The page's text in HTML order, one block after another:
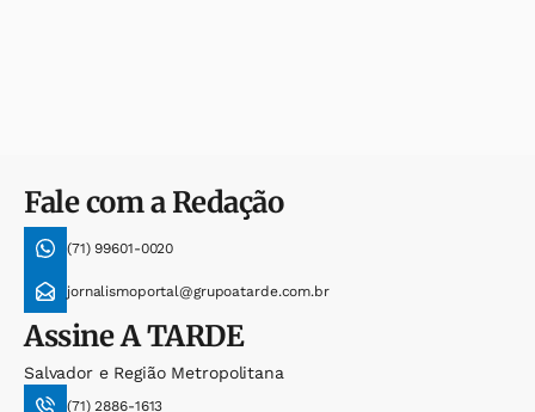
Fale com a Redação
(71) 99601-0020
jornalismoportal@grupoatarde.com.br
AssineA TARDE
Salvador e Região Metropolitana
(71) 2886-1613